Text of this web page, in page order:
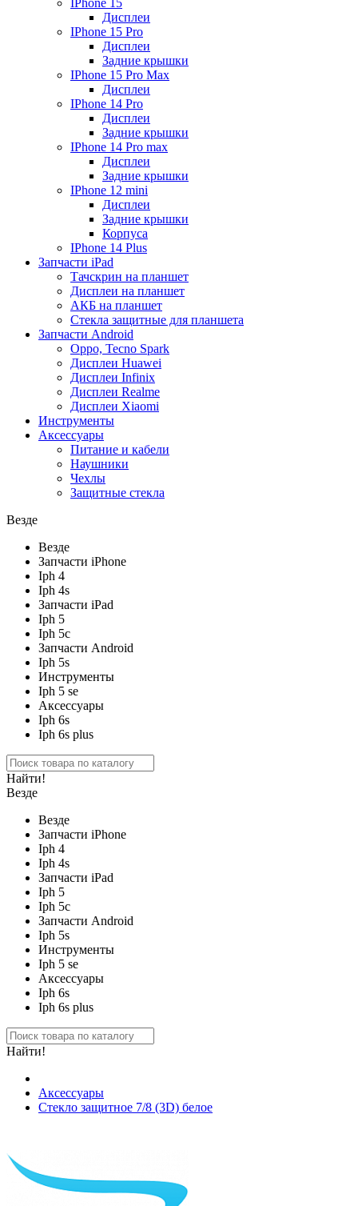
IPhone 15
Дисплеи
IPhone 15 Pro
Дисплеи
Задние крышки
IPhone 15 Pro Max
Дисплеи
IPhone 14 Pro
Дисплеи
Задние крышки
IPhone 14 Pro max
Дисплеи
Задние крышки
IPhone 12 mini
Дисплеи
Задние крышки
Корпуса
IPhone 14 Plus
Запчасти iPad
Тачскрин на планшет
Дисплеи на планшет
АКБ на планшет
Стекла защитные для планшета
Запчасти Android
Oppo, Tecno Spark
Дисплеи Huawei
Дисплеи Infinix
Дисплеи Realme
Дисплеи Xiaomi
Инструменты
Аксессуары
Питание и кабели
Наушники
Чехлы
Защитные стекла
Везде
Везде
Запчасти iPhone
Iph 4
Iph 4s
Запчасти iPad
Iph 5
Iph 5c
Запчасти Android
Iph 5s
Инструменты
Iph 5 se
Аксессуары
Iph 6s
Iph 6s plus
Найти!
Везде
Везде
Запчасти iPhone
Iph 4
Iph 4s
Запчасти iPad
Iph 5
Iph 5c
Запчасти Android
Iph 5s
Инструменты
Iph 5 se
Аксессуары
Iph 6s
Iph 6s plus
Найти!
Аксессуары
Стекло защитное 7/8 (3D) белое